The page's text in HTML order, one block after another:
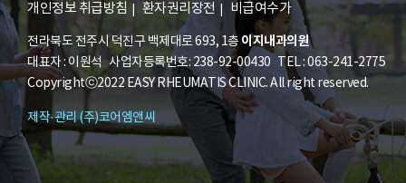
개인정보 취급방침 환자권리장전 비급여수가
전라북도 전주시 덕진구 백제대로 693, 1층 이지내과의원
대표자 : 이원석 사업자등록번호: 238-92-00430 TEL : 063-241-2775
Copyrightⓒ2022 EASY RHEUMATIS CLINIC. All right reserved.
제작·관리 (주)코어엠앤씨